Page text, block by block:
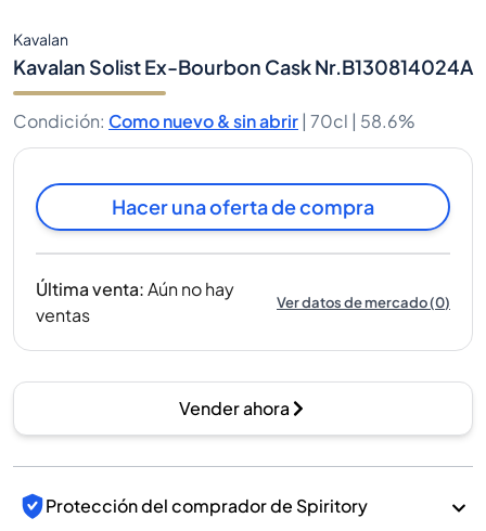
Kavalan
Kavalan Solist Ex-Bourbon Cask Nr.B130814024A
Condición: Como nuevo & sin abrir | 70cl | 58.6%
Hacer una oferta de compra
Última venta:Aún no hay
ventas
Ver datos de mercado(0)
Vender ahora
Protección del comprador de Spiritory